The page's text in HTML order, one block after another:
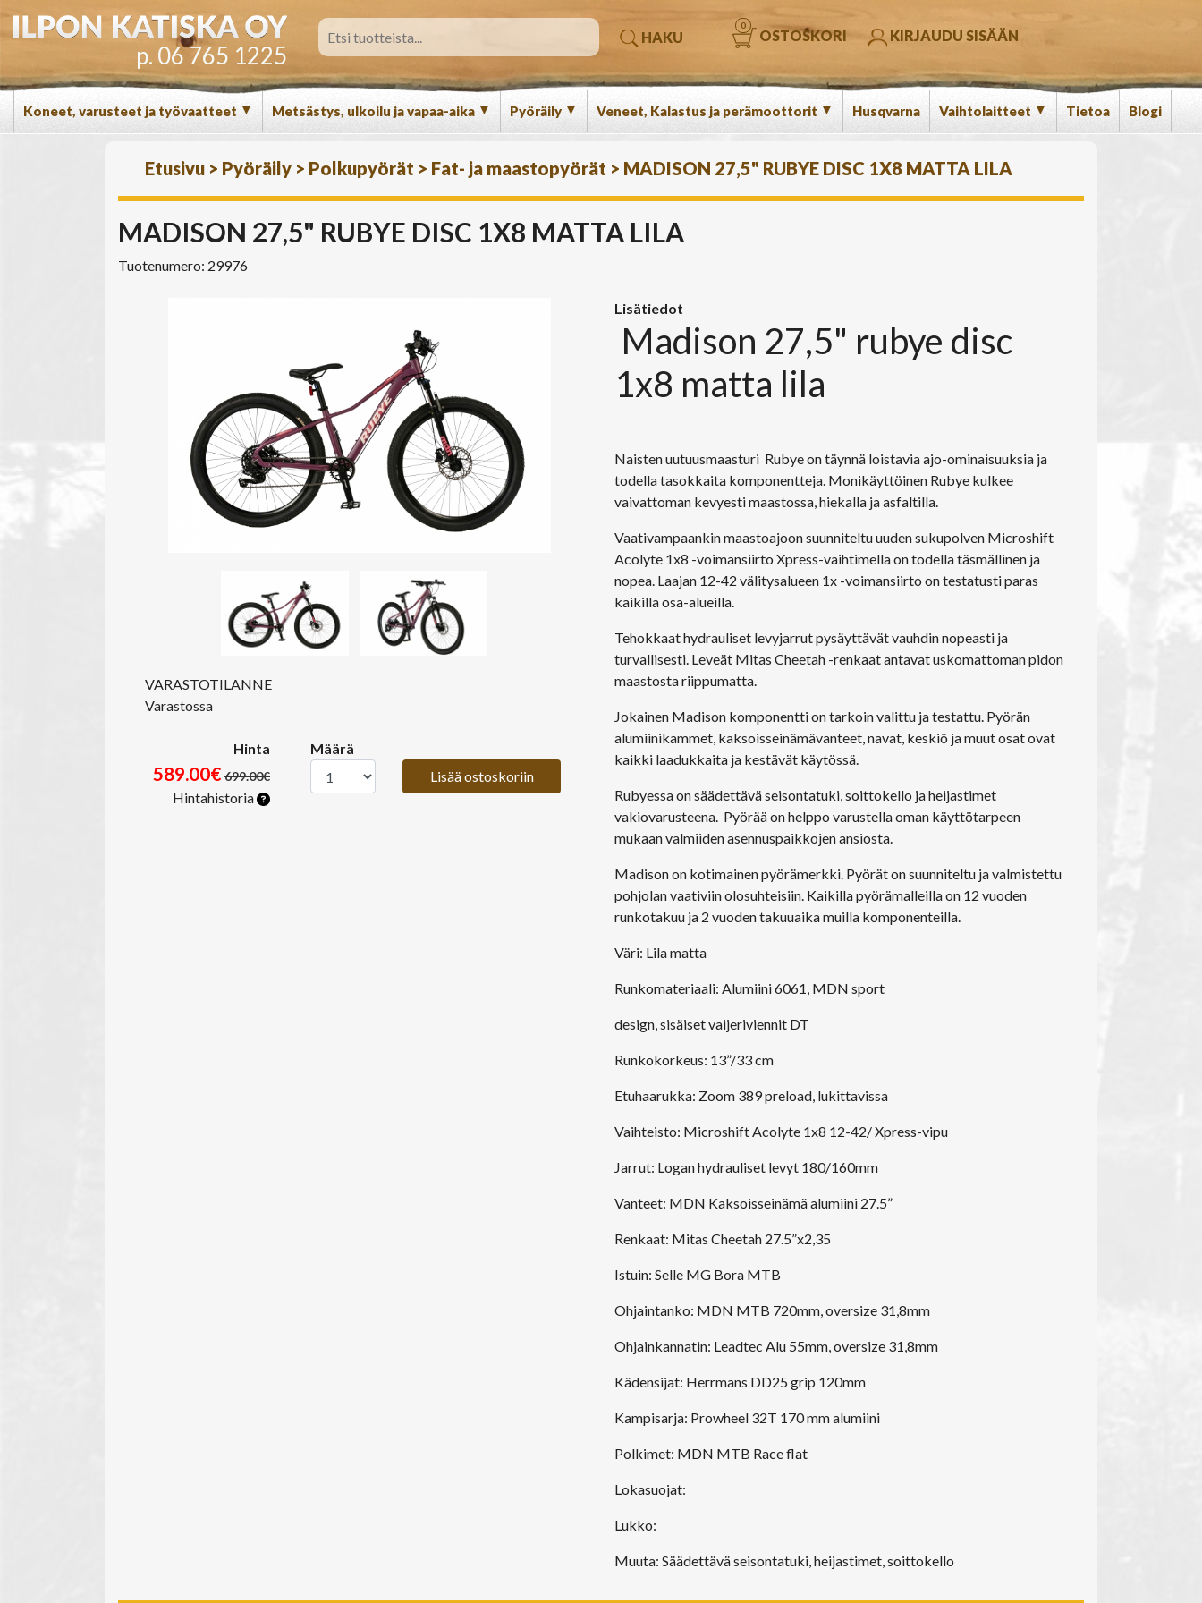
p. 06 765 1225
HAKU OSTOSKORI
0
KIRJAUDU SISÄÄN
Koneet, varusteet ja työvaatteet ▼ Metsästys, ulkoilu ja vapaa-aika ▼ Pyöräily ▼ Veneet, Kalastus ja perämoottorit ▼ Husqvarna Vaihtolaitteet ▼ Tietoa Blogi
Etusivu > Pyöräily > Polkupyörät > Fat- ja maastopyörät > MADISON 27,5" RUBYE DISC 1X8 MATTA LILA
MADISON 27,5" RUBYE DISC 1X8 MATTA LILA
Tuotenumero: 29976
VARASTOTILANNE
Varastossa
Hinta
589.00€ 699.00€
Hintahistoria
Määrä
Lisää ostoskoriin
Lisätiedot
Madison 27,5" rubye disc
1x8 matta lila
Naisten uutuusmaasturi Rubye on täynnä loistavia ajo-ominaisuuksia ja
todella tasokkaita komponentteja. Monikäyttöinen Rubye kulkee
vaivattoman kevyesti maastossa, hiekalla ja asfaltilla.
Vaativampaankin maastoajoon suunniteltu uuden sukupolven Microshift
Acolyte 1x8 -voimansiirto Xpress-vaihtimella on todella täsmällinen ja
nopea. Laajan 12-42 välitysalueen 1x -voimansiirto on testatusti paras
kaikilla osa-alueilla.
Tehokkaat hydrauliset levyjarrut pysäyttävät vauhdin nopeasti ja
turvallisesti. Leveät Mitas Cheetah -renkaat antavat uskomattoman pidon
maastosta riippumatta.
Jokainen Madison komponentti on tarkoin valittu ja testattu. Pyörän
alumiinikammet, kaksoisseinämävanteet, navat, keskiö ja muut osat ovat
kaikki laadukkaita ja kestävät käytössä.
Rubyessa on säädettävä seisontatuki, soittokello ja heijastimet
vakiovarusteena. Pyörää on helppo varustella oman käyttötarpeen
mukaan valmiiden asennuspaikkojen ansiosta.
Madison on kotimainen pyörämerkki. Pyörät on suunniteltu ja valmistettu
pohjolan vaativiin olosuhteisiin. Kaikilla pyörämalleilla on 12 vuoden
runkotakuu ja 2 vuoden takuuaika muilla komponenteilla.
Väri: Lila matta
Runkomateriaali: Alumiini 6061, MDN sport
design, sisäiset vaijeriviennit DT
Runkokorkeus: 13”/33 cm
Etuhaarukka: Zoom 389 preload, lukittavissa
Vaihteisto: Microshift Acolyte 1x8 12-42/ Xpress-vipu
Jarrut: Logan hydrauliset levyt 180/160mm
Vanteet: MDN Kaksoisseinämä alumiini 27.5”
Renkaat: Mitas Cheetah 27.5”x2,35
Istuin: Selle MG Bora MTB
Ohjaintanko: MDN MTB 720mm, oversize 31,8mm
Ohjainkannatin: Leadtec Alu 55mm, oversize 31,8mm
Kädensijat: Herrmans DD25 grip 120mm
Kampisarja: Prowheel 32T 170 mm alumiini
Polkimet: MDN MTB Race flat
Lokasuojat:
Lukko:
Muuta: Säädettävä seisontatuki, heijastimet, soittokello